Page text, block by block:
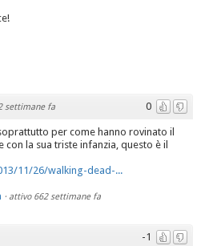
0
settimane fa
per come hanno rovinato il
la sua triste infanzia, questo è il
11/26/walking-dead-...
· attivo 662 settimane fa
-1